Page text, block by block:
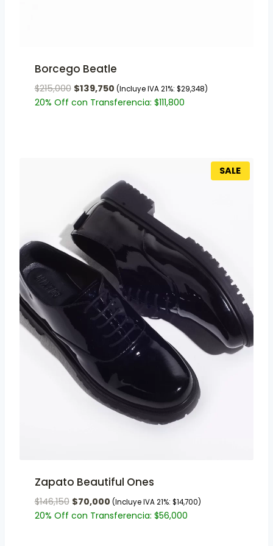
Borcego Beatle
$215,000 $139,750 (Incluye IVA 21%: $29,348)
20% Off con Transferencia: $111,800
SALE
Zapato Beautiful Ones
$146,150 $70,000 (Incluye IVA 21%: $14,700)
20% Off con Transferencia: $56,000